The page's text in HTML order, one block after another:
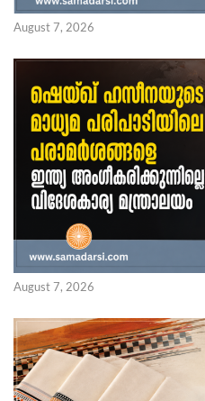
August 7, 2026
August 7, 2026